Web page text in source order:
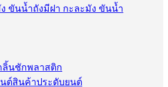
ถังมีฝา กะละมัง ขันน้ำ
ลิ้นชักพลาสติก
สินค้าประดับยนต์